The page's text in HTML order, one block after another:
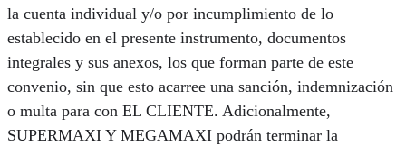
la cuenta individual y/o por incumplimiento de lo
establecido en el presente instrumento, documentos
integrales y sus anexos, los que forman parte de este
convenio, sin que esto acarree una sanción, indemnización
o multa para con EL CLIENTE. Adicionalmente,
SUPERMAXI Y MEGAMAXI podrán terminar la